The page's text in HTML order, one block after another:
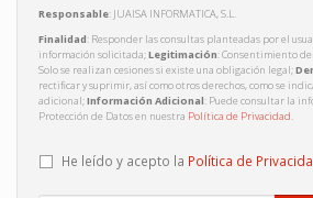
Responsable: JUAISA INFORMATICA, S.L.
Finalidad: Responder las consultas planteadas por el
información solicitada;Legitimación: Consentimiento
Solo se realizan cesiones si existe una obligación legal;
rectificar y suprimir, así como otros derechos, como se
adicional;Información Adicional: Puede consultar la
Protección de Datos en nuestra Política de Privacidad.
He leído y acepto la Política de